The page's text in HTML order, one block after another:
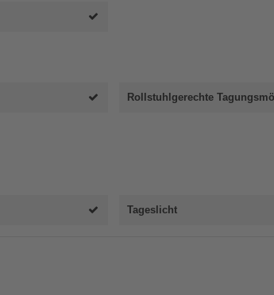
Rollstuhlgerechte
Tageslicht